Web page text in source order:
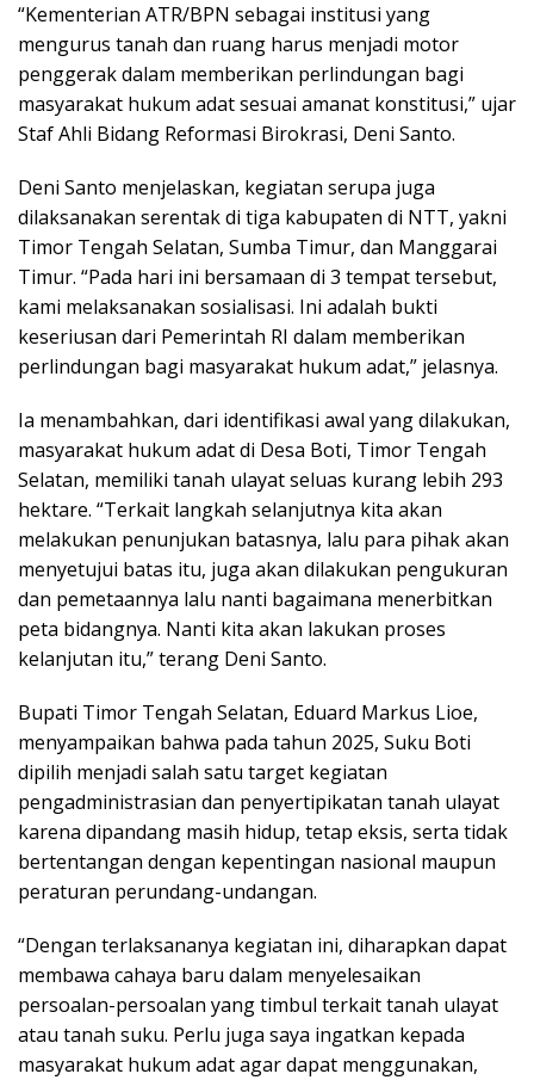
“Kementerian ATR/BPN sebagai institusi yang
mengurus tanah dan ruang harus menjadi motor
penggerak dalam memberikan perlindungan bagi
masyarakat hukum adat sesuai amanat konstitusi,” ujar
Staf Ahli Bidang Reformasi Birokrasi, Deni Santo.
Deni Santo menjelaskan, kegiatan serupa juga
dilaksanakan serentak di tiga kabupaten di NTT, yakni
Timor Tengah Selatan, Sumba Timur, dan Manggarai
Timur. “Pada hari ini bersamaan di 3 tempat tersebut,
kami melaksanakan sosialisasi. Ini adalah bukti
keseriusan dari Pemerintah RI dalam memberikan
perlindungan bagi masyarakat hukum adat,” jelasnya.
Ia menambahkan, dari identifikasi awal yang dilakukan,
masyarakat hukum adat di Desa Boti, Timor Tengah
Selatan, memiliki tanah ulayat seluas kurang lebih 293
hektare. “Terkait langkah selanjutnya kita akan
melakukan penunjukan batasnya, lalu para pihak akan
menyetujui batas itu, juga akan dilakukan pengukuran
dan pemetaannya lalu nanti bagaimana menerbitkan
peta bidangnya. Nanti kita akan lakukan proses
kelanjutan itu,” terang Deni Santo.
Bupati Timor Tengah Selatan, Eduard Markus Lioe,
menyampaikan bahwa pada tahun 2025, Suku Boti
dipilih menjadi salah satu target kegiatan
pengadministrasian dan penyertipikatan tanah ulayat
karena dipandang masih hidup, tetap eksis, serta tidak
bertentangan dengan kepentingan nasional maupun
peraturan perundang-undangan.
“Dengan terlaksananya kegiatan ini, diharapkan dapat
membawa cahaya baru dalam menyelesaikan
persoalan-persoalan yang timbul terkait tanah ulayat
atau tanah suku. Perlu juga saya ingatkan kepada
masyarakat hukum adat agar dapat menggunakan,